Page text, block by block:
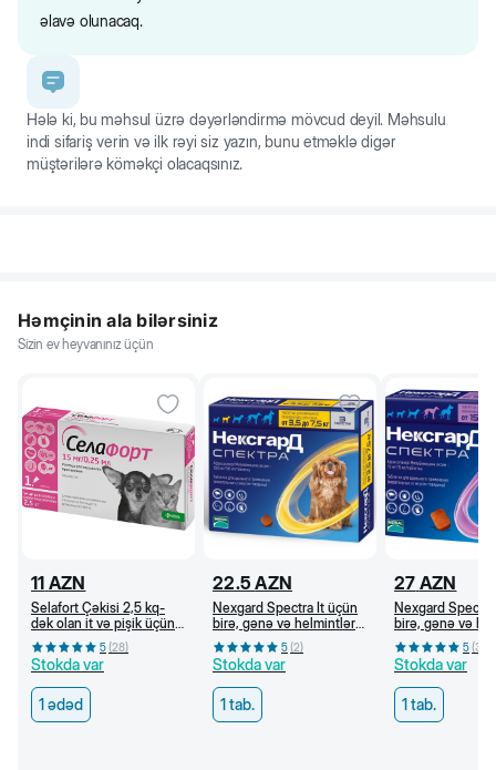
yemdən istifadə müddəti yalnız baytarın konsultasiyasından sonra
20
30 402 354
əlavə olunacaq.
Hələ ki, bu məhsul üzrə dəyərləndirmə mövcud deyil. Məhsulu
indi sifariş verin və ilk rəyi siz yazın, bunu etməklə digər
müştərilərə köməkçi olacaqsınız.
Həmçinin ala bilərsiniz
Sizin ev heyvanınız üçün
11 AZN
Selafort Çəkisi 2,5 kq-
dək olan it və pişik üçün
bit, birə, qoturluq gənəsi
və helmintlərə qarşı
damcı
5(28)
Stokda var
1 ədəd
22.5 AZN
Nexgard Spectra İt üçün
birə, gənə və helmintlərə
qarşı çeynəmə tabletlər
(3,5-7,5 kq) 5(2)
Stokda var
1 tab.
27 AZN
Nexgard
birə, gənə və
qarşı çeynəmə
(15-30 kq) 5(3
Stokda var
1 tab.